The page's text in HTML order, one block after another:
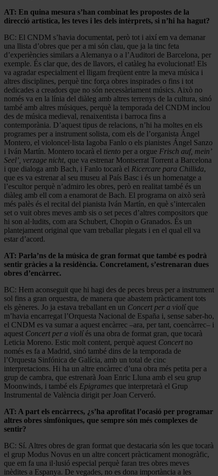
AT: En quina mesura s’han combinat les propostes de la
direcció artística, les teves i les dels intèrprets, si n’hi ha hagut?
BC: El CNDM s’havia documentat, però tot i així em va demanar
una llista d’obres que per a mi són clau, que ja la tinc feta
d’experiències similars a Alemanya o a l’Auditori de Barcelona, per
exemple. És clar que, des de llavors, el catàleg ha evolucionat! Els
va agradar especialment el lligam freqüent entre la meva música i
altres disciplines, perquè tinc força obres inspirades o fins i tot
dedicades a creadors que no són necessàriament músics. Això no
només va en la línia del diàleg amb altres terrenys de la cultura, sinó
també amb altres músiques, perquè la temporada del CNDM inclou
des de música medieval, renaixentista i barroca fins a
contemporània. D’aquest tipus de relacions, n’hi ha moltes en els
programes per a instrument solista, com els de l’organista Ángel
Montero, el violoncel·lista Iagoba Fanlo o els pianistes Ángel Sanzo
i Iván Martín. Montero tocarà el tiento per a orgue Frisch auf, mein’
Seel’, verzage nicht, que va estrenar Montserrat Torrent a Barcelona
i que dialoga amb Bach, i Fanlo tocarà el Ricercare para Chillida,
que es va estrenar al seu museu al País Basc i és un homenatge a
l’escultor perquè n’admiro les obres, però en realitat també és un
diàleg amb ell com a enamorat de Bach. El programa on això serà
més palès és el recital del pianista Iván Martín, en què s’intercalen
set o vuit obres meves amb sis o set peces d’altres compositors que
hi son al·ludits, com ara Schubert, Chopin o Granados. És un
plantejament original que vam treballar plegats i en el qual ell va
estar d’acord.
AT: Parla’ns de la música de gran format que també es podrà
sentir gràcies a la residència. Concretament, s’estrenaran dues
obres d’encàrrec.
BC: Hem aconseguit que hi hagi des de peces breus per a instrument
sol fins a gran orquestra, de manera que abastem pràcticament tots
els gèneres. Jo ja estava treballant en un Concert per a violíque
m’havia encarregat l’Orquesta Nacional de España i, sense saber-ho,
el CNDM es va sumar a aquest encàrrec –ara, per tant, coencàrrec– i
aquest Concert per a violíés una obra de format gran, que tocarà
Leticia Moreno. Estic molt content, perquè aquest Concertno
només es fa a Madrid, sinó també dins de la temporada de
l’Orquesta Sinfónica de Galícia, amb un total de cinc
interpretacions. Hi ha un altre encàrrec d’una obra més petita per a
grup de cambra, que estrenarà Joan Enric Lluna amb el seu grup
Moonwinds, i també els Epigrames que interpretarà el Grup
Instrumental de València dirigit per Joan Cerveró.
AT: A part els encàrrecs, ¿s’ha aprofitat l’ocasió per programar
altres obres simfòniques, que sempre són més complexes de
sentir?
BC: Sí. Altres obres de gran format que destacaria són les que tocarà
el grup Modus Novus en un altre concert pràcticament monogràfic,
que em fa una il·lusió especial perquè faran tres obres meves
inèdites a Espanya. De vegades, no es dona importància a les